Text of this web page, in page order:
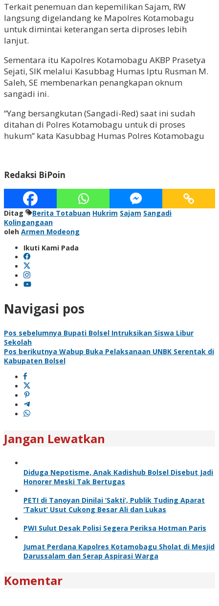
Terkait penemuan dan kepemilikan Sajam, RW
langsung digelandang ke Mapolres Kotamobagu
untuk dimintai keterangan serta diproses lebih
lanjut.
Sementara itu Kapolres Kotamobagu AKBP Prasetya
Sejati, SIK melalui Kasubbag Humas Iptu Rusman M.
Saleh, SE membenarkan penangkapan oknum
sangadi ini.
“Yang bersangkutan (Sangadi-Red) saat ini sudah
ditahan di Polres Kotamobagu untuk di proses
hukum” kata Kasubbag Humas Polres Kotamobagu
Redaksi BiPoin
Ditag Berita Totabuan Hukrim Sajam Sangadi
Kolingangaan
oleh Armen Modeong
Ikuti Kami Pada
Navigasi pos
Pos sebelumnya Bupati Bolsel Intruksikan Siswa Libur
Sekolah
Pos berikutnya Wabup Buka Pelaksanaan UNBK Serentak di
Kabupaten Bolsel
Jangan Lewatkan
Diduga Nepotisme, Anak Kadishub Bolsel Disebut Jadi
Honorer Meski Tak Bertugas
PETI di Tanoyan Dinilai ‘Sakti’, Publik Tuding Aparat
‘Takut’ Usut Cukong Besar Ali dan Lukas
PWI Sulut Desak Polisi Segera Periksa Hotman Paris
Jumat Perdana Kapolres Kotamobagu Sholat di Mesjid
Darussalam dan Serap Aspirasi Warga
Komentar